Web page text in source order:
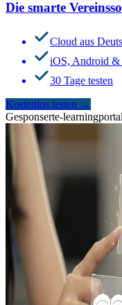
Die smarte
Cloud aus
iOS, Android &
30 Tage testen
Kostenlos testen →
Gesponserte-